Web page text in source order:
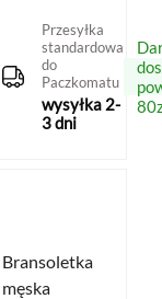
Przesyłka
standardowa
do
Paczkomatu
wysyłka 2-
3 dni
Bransoletka
męska